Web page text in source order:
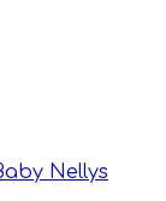
Nellys